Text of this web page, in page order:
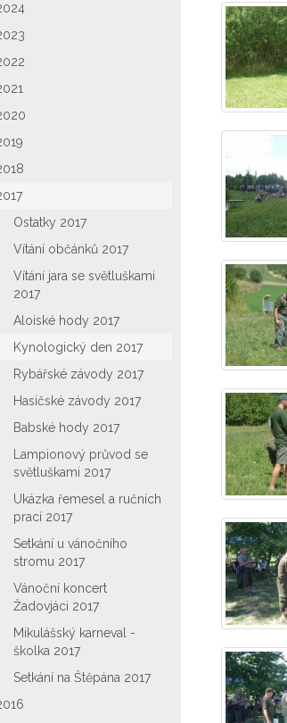
Ostatky 2017
Vítání občánků 2017
Vítání jara se světluškami
2017
Aloiské hody 2017
Kynologický den 2017
Rybářské závody 2017
Hasičské závody 2017
Babské hody 2017
Lampionový průvod se
světluškami 2017
Ukázka řemesel a ručních
prací 2017
Setkání u vánočního
stromu 2017
Vánoční koncert
Žadovjáci 2017
Mikulášský karneval -
školka 2017
Setkání na Štěpána 2017